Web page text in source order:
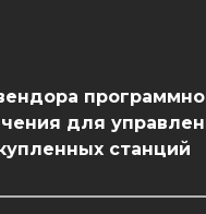
для
станций